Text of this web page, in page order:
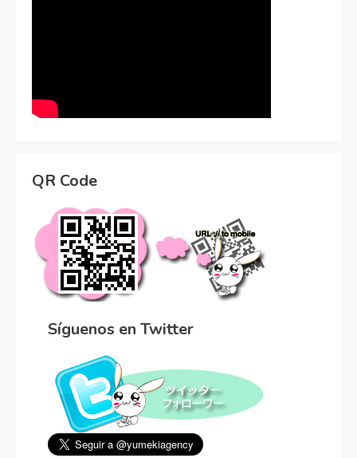
QR Code
Síguenos en Twitter